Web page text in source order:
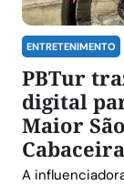
ENTRETENIMENTO
PBTur
digital
Maior
A